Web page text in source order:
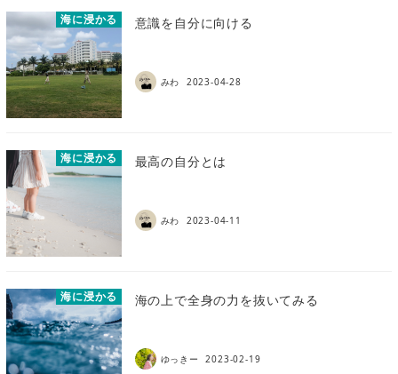
海に浸かる 意識を自分に向ける
みわ 2023-04-28
海に浸かる 最高の自分とは
みわ 2023-04-11
海に浸かる 海の上で全身の力を抜いてみる
ゆっきー 2023-02-19